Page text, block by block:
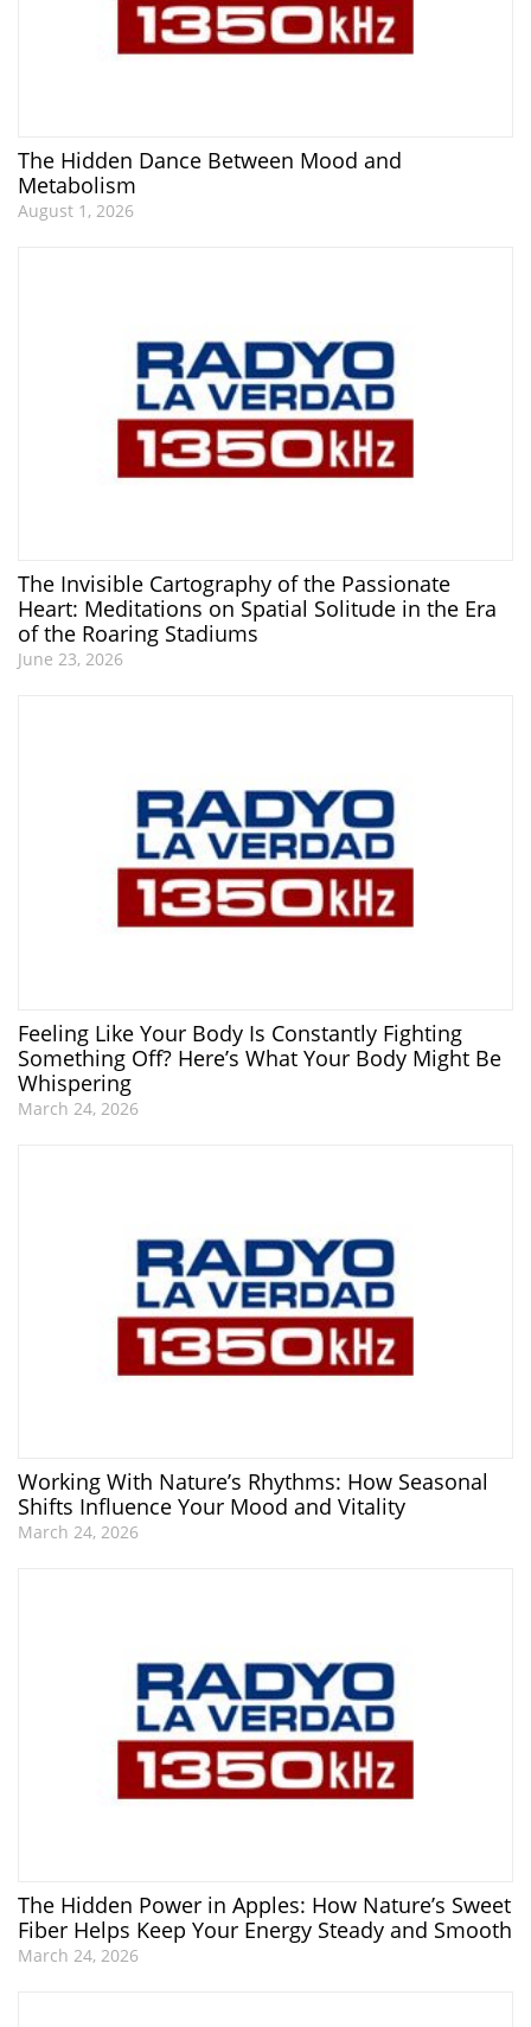
The Hidden Dance Between Mood and
Metabolism
August 1, 2026
The Invisible Cartography of the Passionate
Heart: Meditations on Spatial Solitude in the Era
of the Roaring Stadiums
June 23, 2026
Feeling Like Your Body Is Constantly Fighting
Something Off? Here’s What Your Body Might Be
Whispering
March 24, 2026
Working With Nature’s Rhythms: How Seasonal
Shifts Influence Your Mood and Vitality
March 24, 2026
The Hidden Power in Apples: How Nature’s Sweet
Fiber Helps Keep Your Energy Steady and Smooth
March 24, 2026